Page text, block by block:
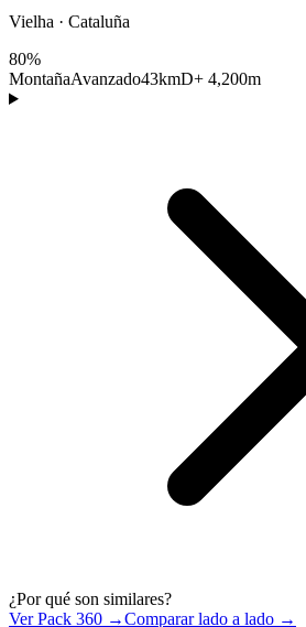
Vielha · Cataluña
80%
MontañaAvanzado43kmD+ 4,200m
¿Por qué son similares?
Ver Pack 360 →Comparar lado a lado →